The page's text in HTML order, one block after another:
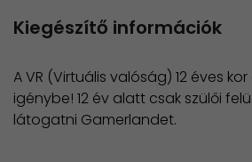
Kiegészítő információk
A VR (Virtuális valóság) 12 éves
igénybe! 12 év alatt csak szülői
látogatni Gamerlandet.